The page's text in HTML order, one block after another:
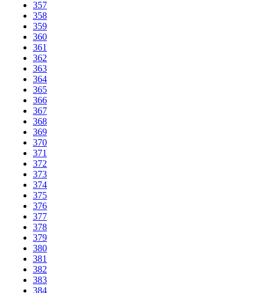
357
358
359
360
361
362
363
364
365
366
367
368
369
370
371
372
373
374
375
376
377
378
379
380
381
382
383
384